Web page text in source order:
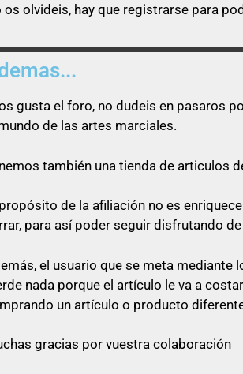
os olvideis, hay que registrarse para
gusta el foro, no dudeis en pasaros
de las artes marciales.
también una tienda de articulos
de la afiliación no es
para así poder seguir disfrutando
el usuario que se meta mediante
nada porque el artículo le va a
un artículo o producto
gracias por vuestra colaboración